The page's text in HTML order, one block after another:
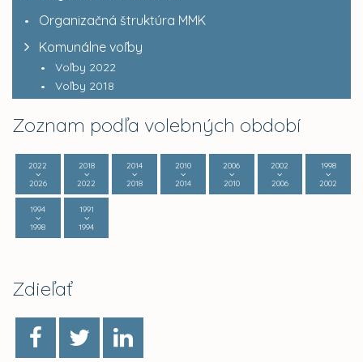
Organizačná štruktúra MMK
Komunálne voľby
Voľby 2022
Voľby 2018
Zoznam podľa volebných období
2022
2026
2018
2022
2014
2018
2010
2014
2006
2010
2002
2006
1998
2002
1994
1998
1991
1994
Zdieľať